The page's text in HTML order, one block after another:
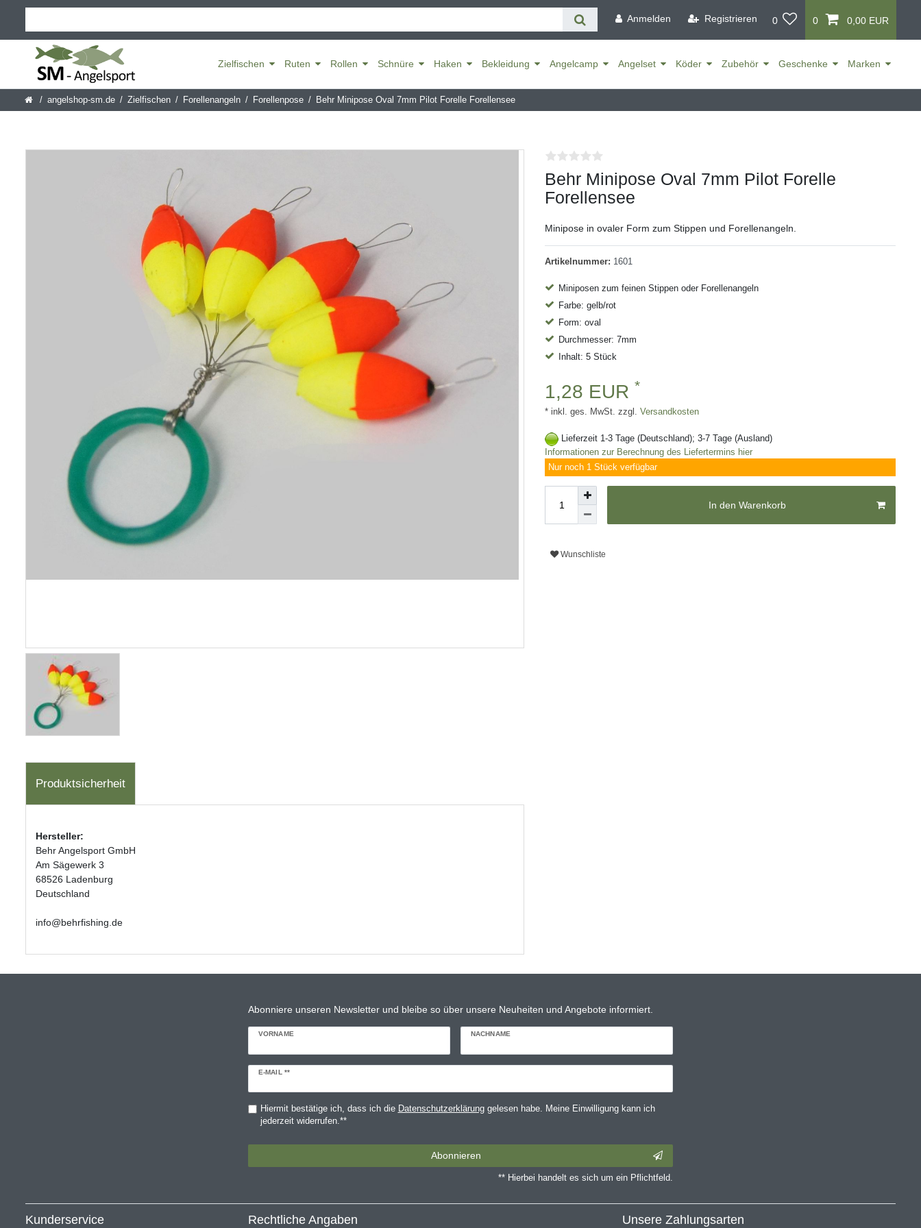
Anmelden Registrieren 0 0 0,00 EUR
Zielfischen Ruten Rollen Schnüre Haken Bekleidung Angelcamp Angelset Köder Zubehör Geschenke Marken
angelshop-sm.de Zielfischen Forellenangeln Forellenpose Behr Minipose Oval 7mm Pilot Forelle Forellensee
Produktsicherheit
Hersteller:
Behr Angelsport GmbH
Am Sägewerk 3
68526 Ladenburg
Deutschland
info@behrfishing.de
Behr Minipose Oval 7mm Pilot Forelle
Forellensee
Minipose in ovaler Form zum Stippen und Forellenangeln.
Artikelnummer: 1601
Miniposen zum feinen Stippen oder Forellenangeln
Farbe: gelb/rot
Form: oval
Durchmesser: 7mm
Inhalt: 5 Stück
1,28 EUR *
* inkl. ges. MwSt. zzgl. Versandkosten
Lieferzeit 1-3 Tage (Deutschland); 3-7 Tage (Ausland)
Informationen zur Berechnung des Liefertermins hier
Nur noch 1 Stück verfügbar
In den Warenkorb
Wunschliste
Abonniere unseren Newsletter und bleibe so über unsere Neuheiten und Angebote informiert.
VORNAME NACHNAME
E-MAIL **
Newsletter
Hiermit bestätige ich, dass ich die Daten­schutz­erklärunggelesen habe. Meine Einwilligung kann ich
jederzeit widerrufen.**
Abonnieren
** Hierbei handelt es sich um ein Pflichtfeld.
Kunderservice Rechtliche Angaben Unsere Zahlungsarten